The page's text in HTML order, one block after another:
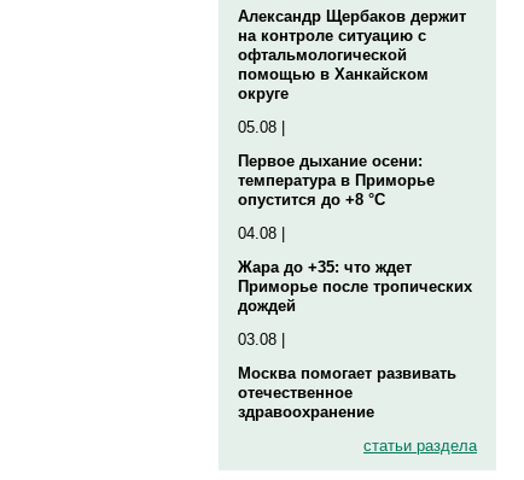
Александр Щербаков держит
на контроле ситуацию с
офтальмологической
помощью в Ханкайском
округе
05.08 |
Первое дыхание осени:
температура в Приморье
опустится до +8 °C
04.08 |
Жара до +35: что ждет
Приморье после тропических
дождей
03.08 |
Москва помогает развивать
отечественное
здравоохранение
статьи раздела